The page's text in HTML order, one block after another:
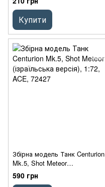
Купити
Збірна модель Танк Centurion
Mk.5, Shot Meteor
(ізраїльська версія), 1:72,
ACE, 72427
590 грн